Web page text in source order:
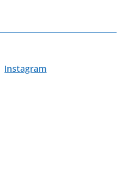
Instagram